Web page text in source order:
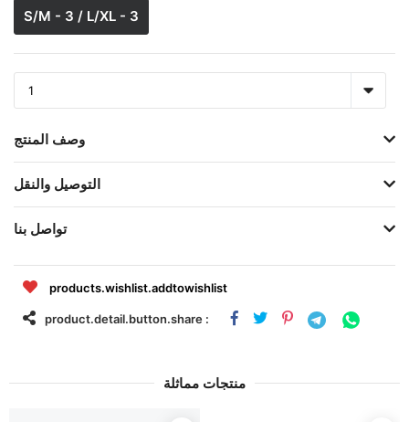
S/M - 3 / L/XL - 3
وصف المنتج
التوصيل والنقل
تواصل بنا
products.wishlist.addtowishlist
product.detail.button.share :
منتجات مماثلة